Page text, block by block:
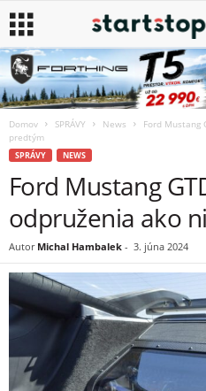
Domov SPRÁVY News
Ford Mustang
predtým
SPRÁVY NEWS
Ford Mustang
odpruženia ako
Autor Michal Hambalek - 3. júna 2024